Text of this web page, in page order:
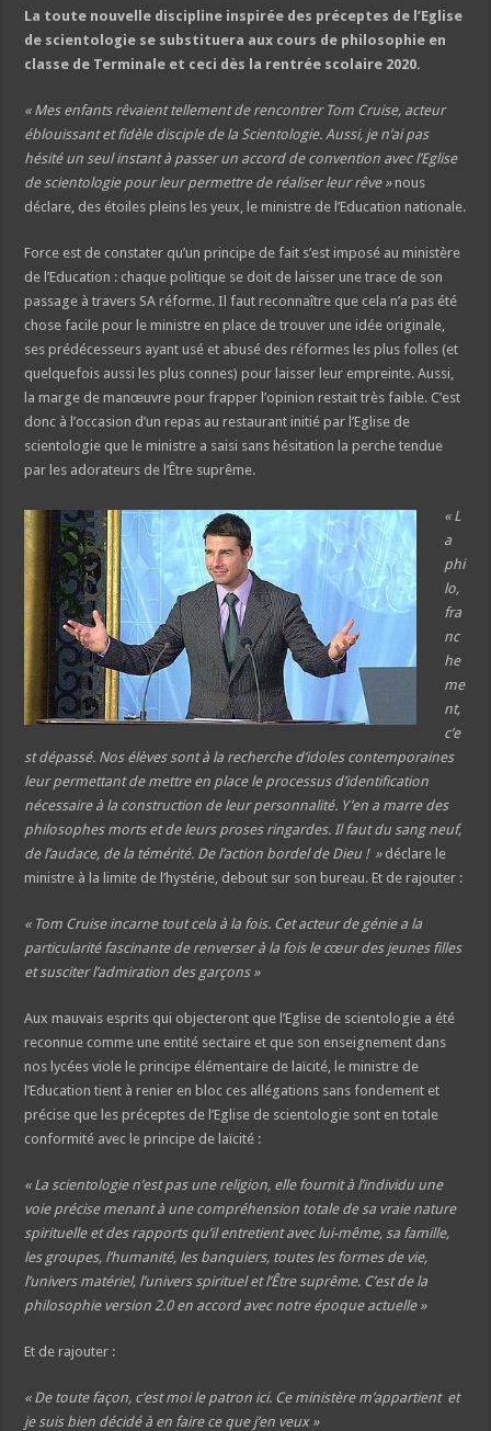
La toute nouvelle discipline inspirée des préceptes de l’Eglise
de scientologie se substituera aux cours de philosophie en
classe de Terminale et ceci dès la rentrée scolaire 2020.
« Mes enfants rêvaient tellement de rencontrer Tom Cruise, acteur
éblouissant et fidèle disciple de la Scientologie. Aussi, je n’ai pas
hésité un seul instant à passer un accord de convention avec l’Eglise
de scientologie pour leur permettre de réaliser leur rêve »nous
déclare, des étoiles pleins les yeux, le ministre de l’Education nationale.
Force est de constater qu’un principe de fait s’est imposé au ministère
de l’Education : chaque politique se doit de laisser une trace de son
passage à travers SA réforme. Il faut reconnaître que cela n’a pas été
chose facile pour le ministre en place de trouver une idée originale,
ses prédécesseurs ayant usé et abusé des réformes les plus folles (et
quelquefois aussi les plus connes) pour laisser leur empreinte. Aussi,
la marge de manœuvre pour frapper l’opinion restait très faible. C’est
donc à l’occasion d’un repas au restaurant initié par l’Eglise de
scientologie que le ministre a saisi sans hésitation la perche tendue
par les adorateurs de l’Être suprême.
« L
a
phi
lo,
fra
nc
he
me
nt,
c’e
st dépassé. Nos élèves sont à la recherche d’idoles contemporaines
leur permettant de mettre en place le processus d’identification
nécessaire à la construction de leur personnalité. Y’en a marre des
philosophes morts et de leurs proses ringardes. Il faut du sang neuf,
de l’audace, de la témérité. De l’action bordel de Dieu ! » déclare le
ministre à la limite de l’hystérie, debout sur son bureau. Et de rajouter :
« Tom Cruise incarne tout cela à la fois. Cet acteur de génie a la
particularité fascinante de renverser à la fois le cœur des jeunes filles
et susciter l’admiration des garçons »
Aux mauvais esprits qui objecteront que l’Eglise de scientologie a été
reconnue comme une entité sectaire et que son enseignement dans
nos lycées viole le principe élémentaire de laïcité, le ministre de
l’Education tient à renier en bloc ces allégations sans fondement et
précise que les préceptes de l’Eglise de scientologie sont en totale
conformité avec le principe de laïcité :
« La scientologie n’est pas une religion, elle fournit à l’individu une
voie précise menant à une compréhension totale de sa vraie nature
spirituelle et des rapports qu’il entretient avec lui-même, sa famille,
les groupes, l’humanité, les banquiers, toutes les formes de vie,
l’univers matériel, l’univers spirituel et l’Être suprême. C’est de la
philosophie version 2.0 en accord avec notre époque actuelle »
Et de rajouter :
« De toute façon, c’est moi le patron ici. Ce ministère m’appartient et
je suis bien décidé à en faire ce que j’en veux »